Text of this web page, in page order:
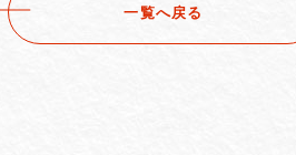
一覧へ戻る